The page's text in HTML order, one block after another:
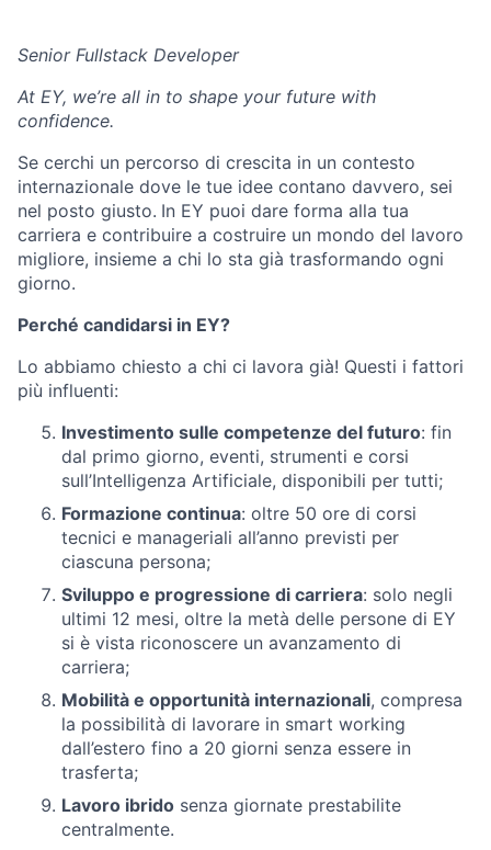
Senior Fullstack Developer
At EY, we’re all in to shape your future with
confidence.
Se cerchi un percorso di crescita in un contesto
internazionale dove le tue idee contano davvero, sei
nel posto giusto. In EY puoi dare forma alla tua
carriera e contribuire a costruire un mondo del lavoro
migliore, insieme a chi lo sta già trasformando ogni
giorno.
Perché candidarsi in EY?
Lo abbiamo chiesto a chi ci lavora già! Questi i fattori
più influenti:
Investimento sulle competenze del futuro: fin
dal primo giorno, eventi, strumenti e corsi
sull’Intelligenza Artificiale, disponibili per tutti;
Formazione continua: oltre 50 ore di corsi
tecnici e manageriali all’anno previsti per
ciascuna persona;
Sviluppo e progressione di carriera: solo negli
ultimi 12 mesi, oltre la metà delle persone di EY
si è vista riconoscere un avanzamento di
carriera;
Mobilità e opportunità internazionali, compresa
la possibilità di lavorare in smart working
dall’estero fino a 20 giorni senza essere in
trasferta;
Lavoro ibrido senza giornate prestabilite
centralmente.